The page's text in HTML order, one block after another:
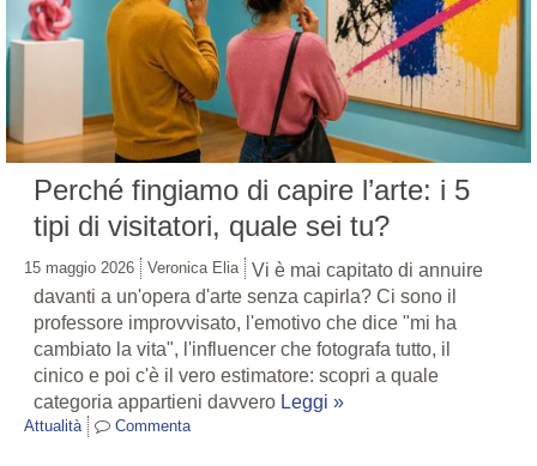
Perché fingiamo di capire l’arte: i 5
tipi di visitatori, quale sei tu?
15 maggio 2026 Veronica Elia
Vi è mai capitato di annuire
davanti a un'opera d'arte senza capirla? Ci sono il
professore improvvisato, l'emotivo che dice "mi ha
cambiato la vita", l'influencer che fotografa tutto, il
cinico e poi c'è il vero estimatore: scopri a quale
categoria appartieni davvero Leggi »
Attualità Commenta